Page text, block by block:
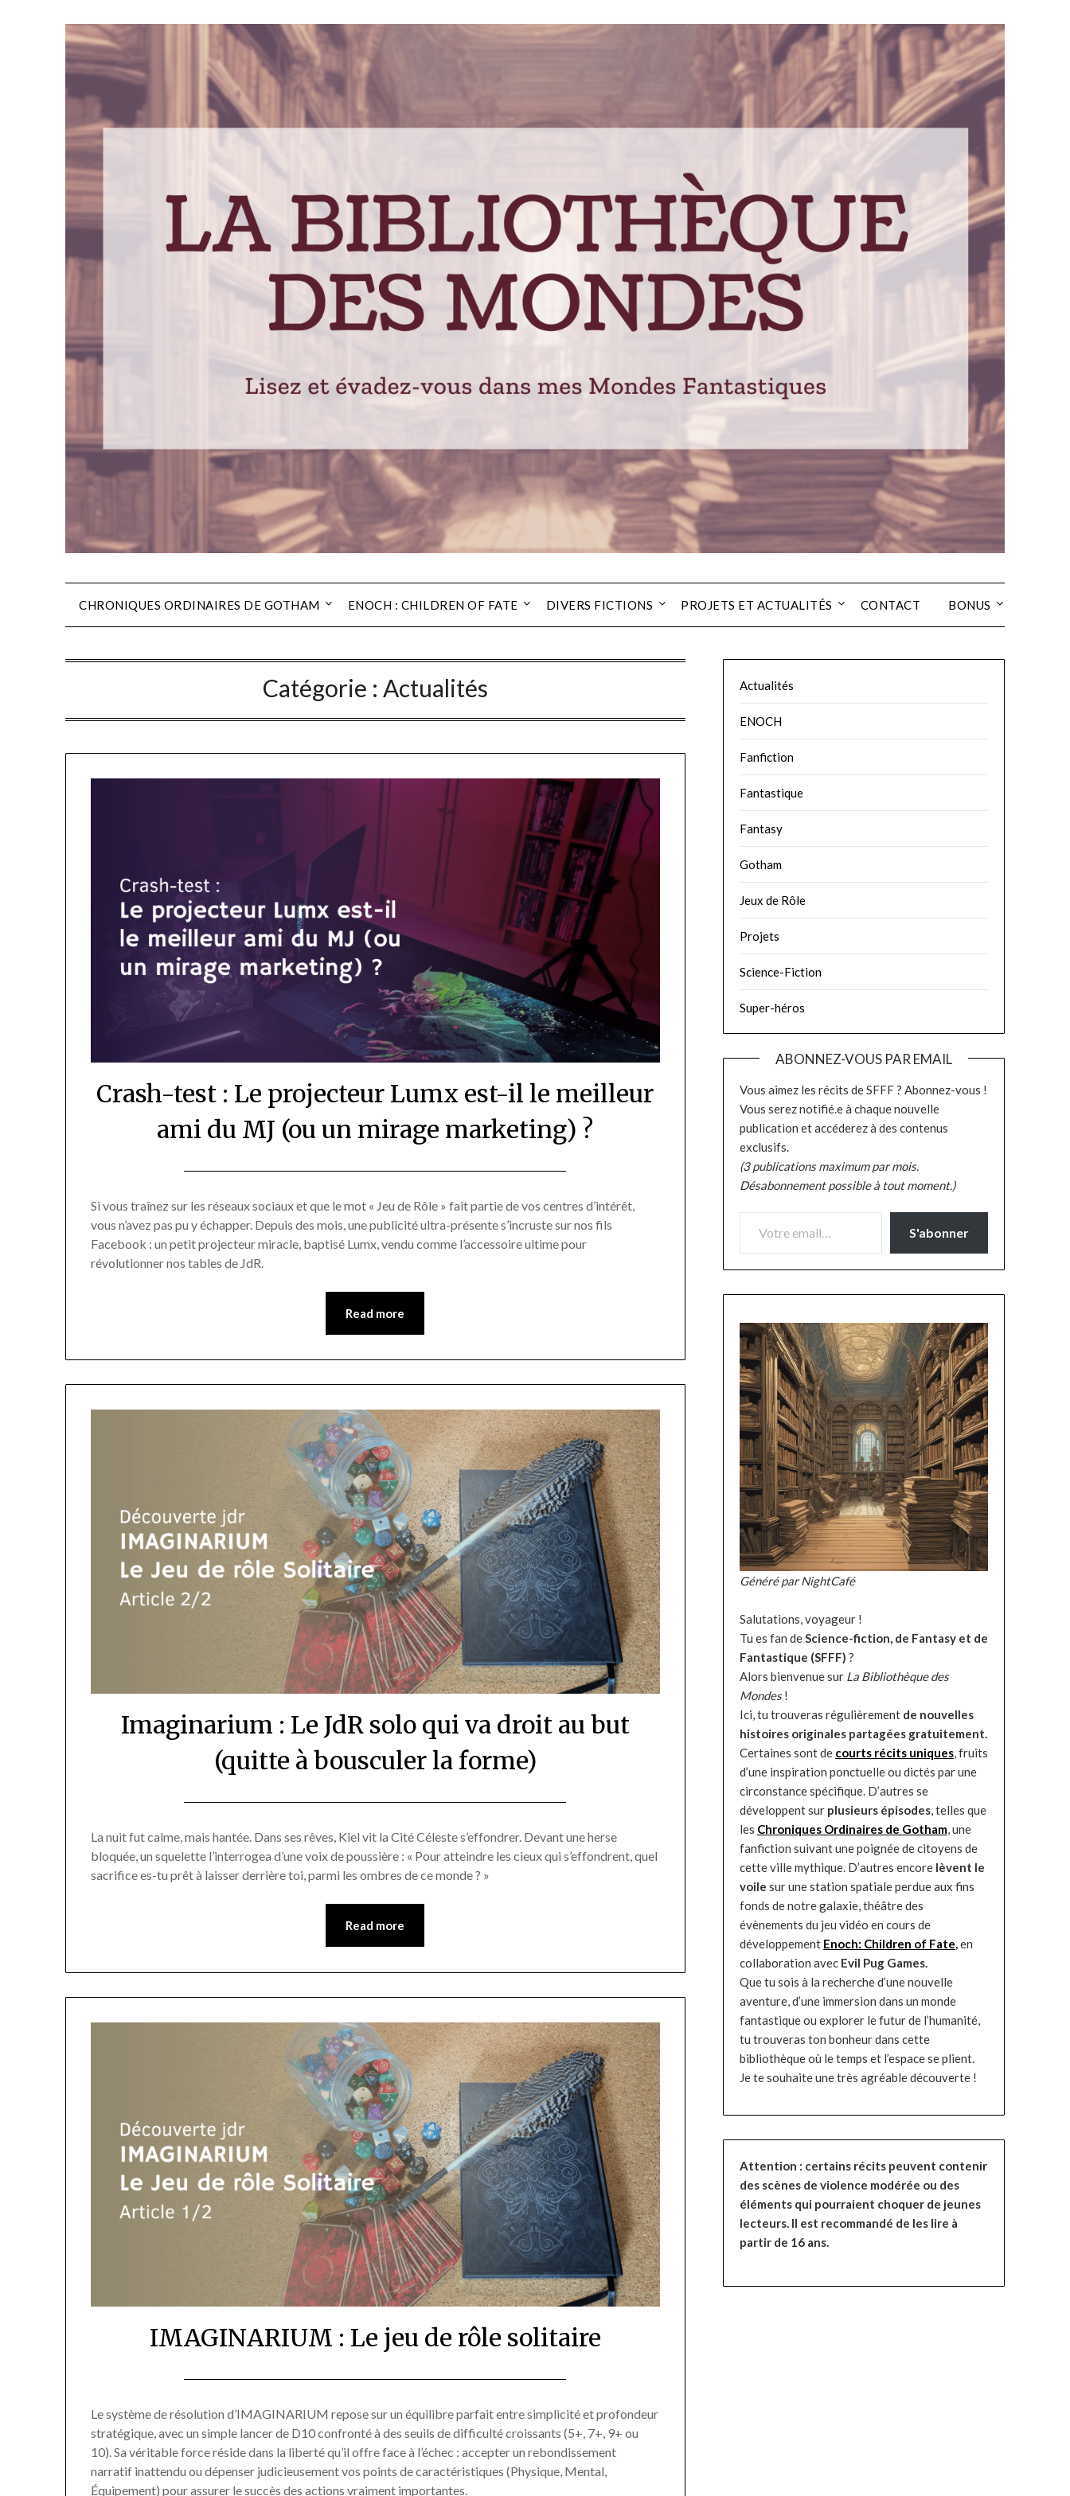
CHRONIQUES ORDINAIRES DE GOTHAM ENOCH : CHILDREN OF FATE DIVERS FICTIONS PROJETS ET ACTUALITÉS CONTACT BONUS
Catégorie : Actualités
Crash-test : Le projecteur Lumx est-il le meilleur
ami du MJ (ou un mirage marketing) ?
on
11/06/2026
Pascal
Vanpée
Si vous traînez sur les réseaux sociaux et que le mot « Jeu de Rôle » fait partie de vos centres d’intérêt,
vous n’avez pas pu y échapper. Depuis des mois, une publicité ultra-présente s’incruste sur nos fils
Facebook : un petit projecteur miracle, baptisé Lumx, vendu comme l’accessoire ultime pour
révolutionner nos tables de JdR.
Read more
Imaginarium : Le JdR solo qui va droit au but
(quitte à bousculer la forme)
on
02/04/2026
Pascal
Vanpée
La nuit fut calme, mais hantée. Dans ses rêves, Kiel vit la Cité Céleste s’effondrer. Devant une herse
bloquée, un squelette l’interrogea d’une voix de poussière : « Pour atteindre les cieux qui s’effondrent, quel
sacrifice es-tu prêt à laisser derrière toi, parmi les ombres de ce monde ? »
Read more
IMAGINARIUM : Le jeu de rôle solitaire
on
19/02/2026
Pascal
Vanpée
Le système de résolution d’IMAGINARIUM repose sur un équilibre parfait entre simplicité et profondeur
stratégique, avec un simple lancer de D10 confronté à des seuils de difficulté croissants (5+, 7+, 9+ ou
10). Sa véritable force réside dans la liberté qu’il offre face à l’échec : accepter un rebondissement
narratif inattendu ou dépenser judicieusement vos points de caractéristiques (Physique, Mental,
Équipement) pour assurer le succès des actions vraiment importantes.
Actualités
ENOCH
Fanfiction
Fantastique
Fantasy
Gotham
Jeux de Rôle
Projets
Science-Fiction
Super-héros
ABONNEZ-VOUS PAR EMAIL
Vous aimez les récits de SFFF ? Abonnez-vous !
Vous serez notifié.e à chaque nouvelle
publication et accéderez à des contenus
exclusifs.
(3 publications maximum par mois.
Désabonnement possible à tout moment.)
VOTRE EMAIL…
S'abonner
Généré par NightCafé
Salutations, voyageur !
Tu es fan deScience-fiction, de Fantasy et de
Fantastique (SFFF) ?
Alors bienvenue sur La Bibliothèque des
Mondes!
Ici, tu trouveras régulièrement de nouvelles
histoires originales partagées gratuitement.
Certaines sont de courts récits uniques, fruits
d’une inspiration ponctuelle ou dictés par une
circonstance spécifique. D’autres se
développent sur plusieurs épisodes, telles que
les Chroniques Ordinaires de Gotham, une
fanfiction suivant une poignée de citoyens de
cette ville mythique. D’autres encore lèvent le
voile sur une station spatiale perdue aux fins
fonds de notre galaxie, théâtre des
évènements du jeu vidéo en cours de
développement Enoch: Children of Fate,en
collaboration avec Evil Pug Games.
Que tu sois à la recherche d’une nouvelle
aventure, d’une immersion dans un monde
fantastique ou explorer le futur de l’humanité,
tu trouveras ton bonheur dans cette
bibliothèque où le temps et l’espace se plient.
Je te souhaite une très agréable découverte !
Attention : certains récits peuvent contenir
des scènes de violence modérée ou des
éléments qui pourraient choquer de jeunes
lecteurs. Il est recommandé de les lire à
partir de 16 ans.